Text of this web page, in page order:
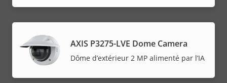
AXIS P3275-LVE Dome Camera
Dôme d’extérieur 2 MP alimenté par l’IA